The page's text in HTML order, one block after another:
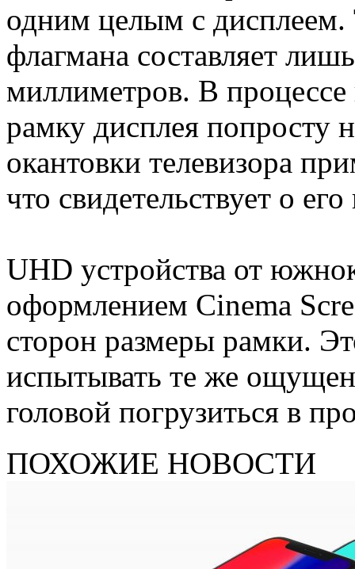
одним целым с дисплеем.
флагмана составляет
миллиметров. В
рамку дисплея попросту
окантовки телевизора
что свидетельствует о
UHD устройства от
оформлением Cinema
сторон размеры рамки.
испытывать те же
головой погрузиться в
ПОХОЖИЕ НОВОСТИ